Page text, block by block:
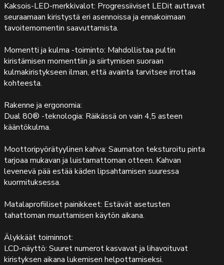
Kaksois-LED-merkkivalot: Progressiiviset LEDit auttavat
seuraamaan kiristystä eri asennoissa ja ennakoimaan
tavoitemomentin saavuttamista.
Momentti ja kulma -toiminto: Mahdollistaa pultin
kiristämisen momenttiin ja siirtymisen suoraan
kulmakiristykseen ilman, että avainta tarvitsee irrottaa
kohteesta.
Rakenne ja ergonomia:
Dual 80® -teknologia: Räikässä on vain 4,5 asteen
kääntökulma.
Moottoripyörätyylinen kahva: Saumaton teksturoitu pinta
tarjoaa mukavan ja luistamattoman otteen. Kahvan
levenevä pää estää käden lipsahtamisen suuressa
kuormituksessa.
Matalaprofiiliset painikkeet: Estävät asetusten
tahattoman muuttamisen käytön aikana.
Älykkäät toiminnot:
LCD-näyttö: Suuret numerot kasvavat ja lihavoituvat
kiristyksen aikana lukemisen helpottamiseksi.